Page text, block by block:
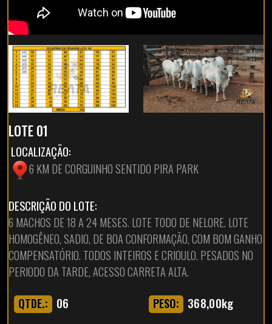
LOTE 01
LOCALIZAÇÃO:
6 KM DE CORGUINHO SENTIDO PIRA PARK
DESCRIÇÃO DO LOTE:
6 MACHOS DE 18 A 24 MESES. LOTE TODO DE NELORE. LOTE
HOMOGÊNEO, SADIO, DE BOA CONFORMAÇÃO, COM BOM GANHO
COMPENSATÓRIO. TODOS INTEIROS E CRIOULO. PESADOS NO
PERIODO DA TARDE, ACESSO CARRETA ALTA.
QTDE.: 06 PESO: 368,00kg